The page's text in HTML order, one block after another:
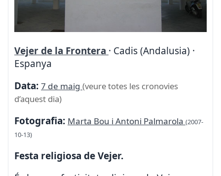
Vejer de la Frontera · Cadis (Andalusia) ·
Espanya
Data: 7 de maig (veure totes les cronovies
d’aquest dia)
Fotografia: Marta Bou i Antoni Palmarola (2007-
10-13)
Festa religiosa de Vejer.